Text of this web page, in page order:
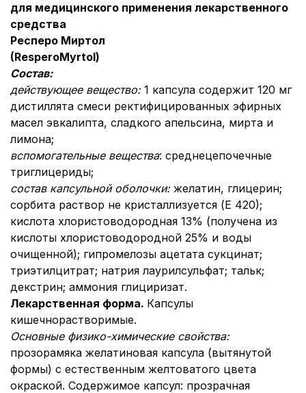
для медицинского применения лекарственного
средства
Респеро Миртол
(ResperoMyrtol)
Состав:
действующее вещество: 1 капсула содержит 120 мг
дистиллята смеси ректифицированных эфирных
масел эвкалипта, сладкого апельсина, мирта и
лимона;
вспомогательные вещества: среднецепочечные
триглицериды;
состав капсульной оболочки: желатин, глицерин;
сорбита раствор не кристаллизуется (Е 420);
кислота хлористоводородная 13% (получена из
кислоты хлористоводородной 25% и воды
очищенной); гипромелозы ацетата сукцинат;
триэтилцитрат; натрия лаурилсульфат; тальк;
декстрин; аммония глициризат.
Лекарственная форма. Капсулы
кишечнорастворимые.
Основные физико-химические свойства:
прозорамяка желатиновая капсула (вытянутой
формы) с естественным желтоватого цвета
окраской. Содержимое капсул: прозрачная